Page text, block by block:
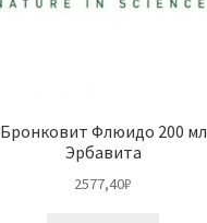
Бронковит Флюидо 200 мл
Эрбавита
2577,40₽